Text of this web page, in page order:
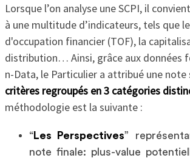
Lorsque l’on analyse une SCPI, il
à une multitude d’indicateurs, tels que
d'occupation financier (TOF), la
distribution… Ainsi, grâce aux données
n-Data, le Particulier a attribué une note
critères regroupés en 3 catégories
méthodologie est la suivante :
“Les Perspectives”
note finale: plus-value